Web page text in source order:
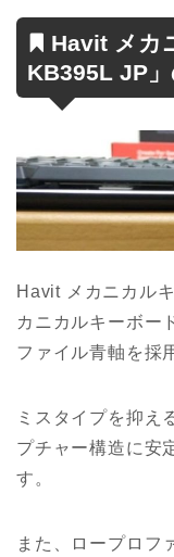
Havit メカ
KB395L JP
Havit メカニカル
カニカルキーボー
ファイル青軸を採
ミスタイプを抑え
プチャー構造に安
す。
また、ロープロフ